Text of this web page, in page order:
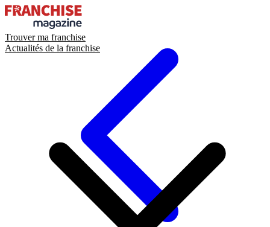
Trouver ma franchise
Actualités de la franchise